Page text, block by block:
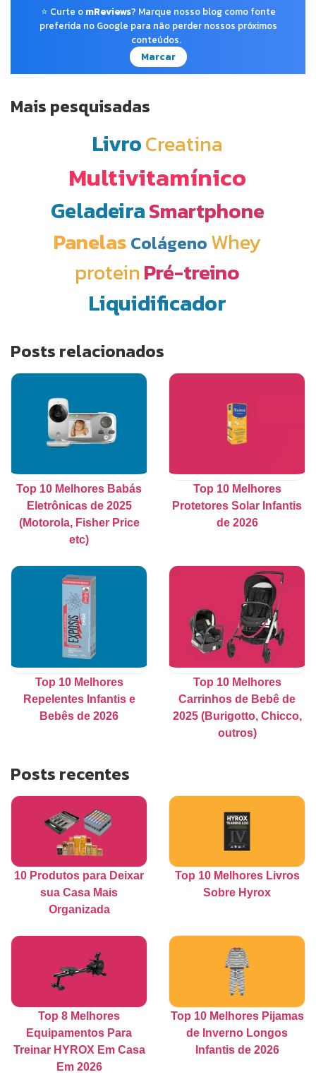
⭐ Curte o mReviews? Marque nosso blog como fonte
preferida no Google para não perder nossos próximos
conteúdos.
Marcar
Mais pesquisadas
LivroCreatina
Multivitamínico
GeladeiraSmartphone
Panelas Colágeno Whey
proteinPré-treino
Liquidificador
Posts relacionados
Top 10 Melhores Babás
Eletrônicas de 2025
(Motorola, Fisher Price
etc)
Top 10 Melhores
Protetores Solar Infantis
de 2026
Top 10 Melhores
Repelentes Infantis e
Bebês de 2026
Top 10 Melhores
Carrinhos de Bebê de
2025 (Burigotto, Chicco,
outros)
Posts recentes
10 Produtos para Deixar
sua Casa Mais
Organizada
Top 10 Melhores Livros
Sobre Hyrox
Top 8 Melhores
Equipamentos Para
Treinar HYROX Em Casa
Em 2026
Top 10 Melhores Pijamas
de Inverno Longos
Infantis de 2026